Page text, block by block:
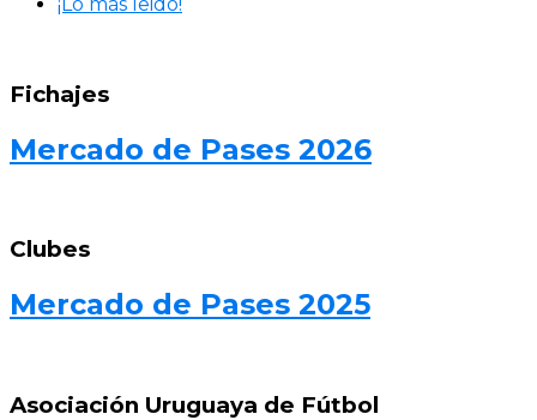
Fichajes
Mercado de Pases 2026
Clubes
Mercado de Pases 2025
Asociación Uruguaya de Fútbol